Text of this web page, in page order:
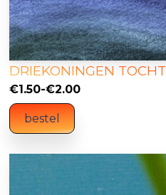
DRIEKONINGEN TOCHT
€1.50-€2.00
Prijsklasse:
€1.50
tot
€2.00
bestel